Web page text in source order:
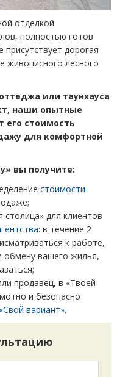
отделкой
полностью готов
дорогая
живописного лесного
или таунхауса
наши опытные
его стоимость
для комфортной
вы получите:
стоимости
столица» для клиентов
: в течение 2
к работе,
обмену вашего жилья,
продавец, в «Твоей
и безопасно
«Свой вариант».